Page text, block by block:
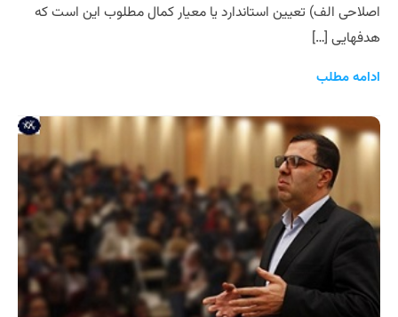
اصلاحی الف) تعیین استاندارد یا معیار کمال مطلوب این است که
هدفهایی […]
ادامه مطلب